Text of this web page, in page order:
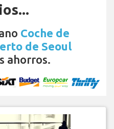
Coche de
de Seoul
ahorros.